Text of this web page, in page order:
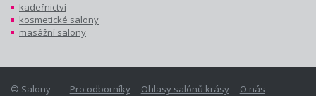
kadeřnictví
kosmetické salony
masážní salony
Pro odborníky Ohlasy salónů krásy
O nás
© Salony